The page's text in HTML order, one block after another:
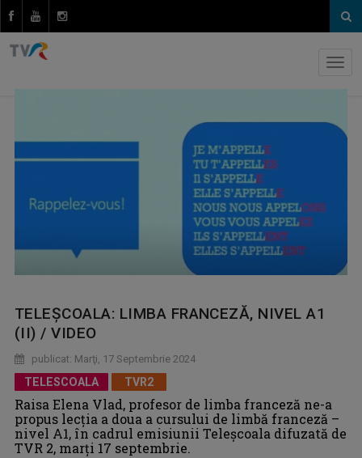
TELEȘCOALA: LIMBA FRANCEZĂ, NIVEL A1
(II) / VIDEO
publicat: Marţi, 17 Septembrie 2024
TELESCOALA TVR2
Raisa Elena Vlad, profesor de limba franceză ne-a
propus lecţia a doua a cursului de limbă franceză –
nivel A1, în cadrul emisiunii Teleșcoala difuzată de
TVR 2, marți 17 septembrie.